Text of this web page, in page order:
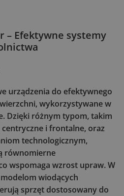
– Efektywne systemy
urządzenia do efektywnego
wykorzystywane w
Dzięki różnym typom, takim
i frontalne, oraz
technologicznym,
równomierne
wspomaga wzrost upraw. W
wiodących
sprzęt dostosowany do